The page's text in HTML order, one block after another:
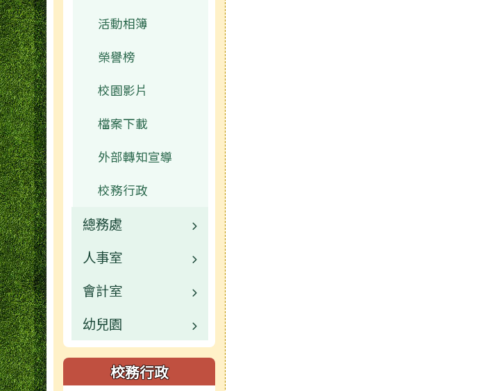
活動相簿
榮譽榜
校園影片
檔案下載
外部轉知宣導
校務行政
總務處
校園公告
業務職掌
檔案下載
人事室
校園公告
業務職掌
常用連結
會計室
校園公告
業務職掌
幼兒園
業務職掌
校務行政